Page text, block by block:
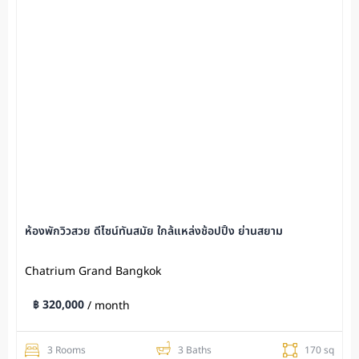
ห้องพักวิวสวย ดีไซน์ทันสมัย ใกล้แหล่งช้อปปิ้ง ย่านสยาม
Chatrium Grand Bangkok
฿ 320,000/ month
3 Rooms 3 Baths 170 sq